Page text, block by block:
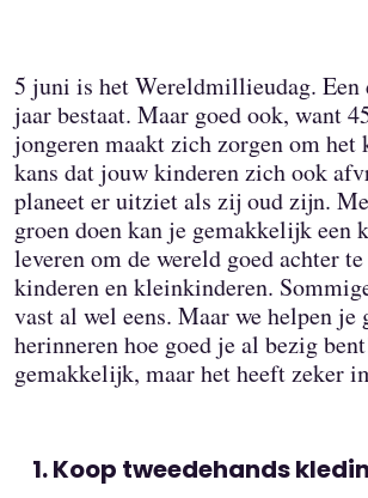
5 juni is het Wereldmillieudag. Een
jaar bestaat. Maar goed ook, want
jongeren maakt zich zorgen om
kans dat jouw kinderen zich ook
planeet er uitziet als zij oud zijn.
groen doen kan je gemakkelijk een
leveren om de wereld goed achter
kinderen en kleinkinderen.
vast al wel eens. Maar we helpen je
herinneren hoe goed je al bezig
gemakkelijk, maar het heeft zeker
Koop tweedehands